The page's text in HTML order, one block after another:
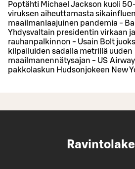
Poptähti Michael Jackson kuoli
viruksen aiheuttamasta
maailmanlaajuinen pandemia -
Yhdysvaltain presidentin virkaan
rauhanpalkinnon - Usain Bolt
kilpailuiden sadalla metrillä uuden
maailmanennätysajan - US
pakkolaskun Hudsonjokeen New